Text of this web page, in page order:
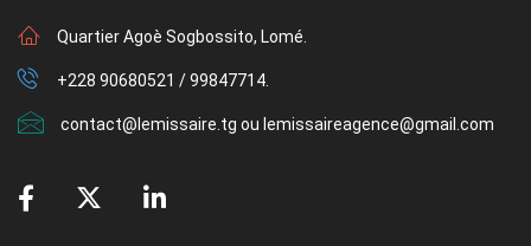
Quartier Agoè Sogbossito, Lomé.
+228 90680521 / 99847714.
contact@lemissaire.tg ou lemissaireagence@gmail.com